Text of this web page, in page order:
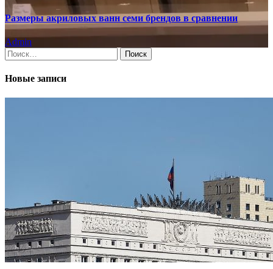
Размеры акриловых ванн семи брендов в сравнении
Admin
Найти:
Новые записи